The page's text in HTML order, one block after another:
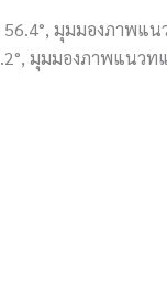
มุมมองภาพแน
มุมมองภาพแนวทแ